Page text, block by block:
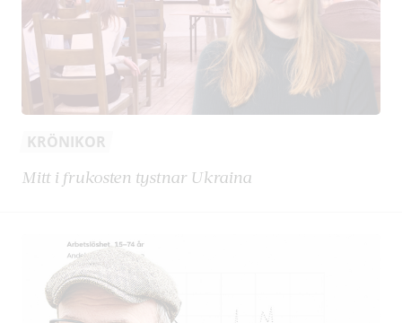
KRÖNIKOR
Mitt i frukosten tystnar Ukraina